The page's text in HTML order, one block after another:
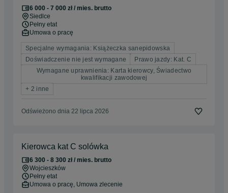
6 000 - 7 000 zł / mies. brutto
Siedlce
Pełny etat
Umowa o pracę
Specjalne wymagania: Książeczka sanepidowska
Doświadczenie nie jest wymagane
Prawo jazdy: Kat. C
Wymagane uprawnienia: Karta kierowcy, Świadectwo
kwalifikacji zawodowej
+ 2 inne
Odświeżono dnia 22 lipca 2026
Kierowca kat C solówka
6 300 - 8 300 zł / mies. brutto
Wojcieszków
Pełny etat
Umowa o pracę, Umowa zlecenie